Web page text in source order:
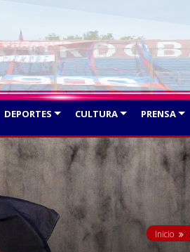
DEPORTES CULTURA PRENSA
Inicio